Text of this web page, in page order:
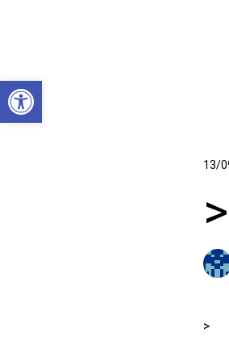
Abrir a barra de
13/
>